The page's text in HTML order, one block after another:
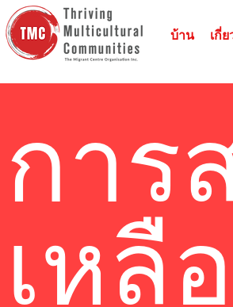
บ้าน เกี่
การ
เหลื